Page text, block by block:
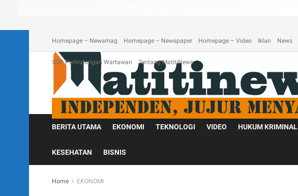
Homepage – Newsmag Homepage – Newspaper Homepage – Video Iklan News
SOP Perlindungan Wartawan Tentang MatitiNews
BERITA UTAMA EKONOMI TEKNOLOGI VIDEO HUKUM KRIMINAL
KESEHATAN BISNIS
Home EKONOMI